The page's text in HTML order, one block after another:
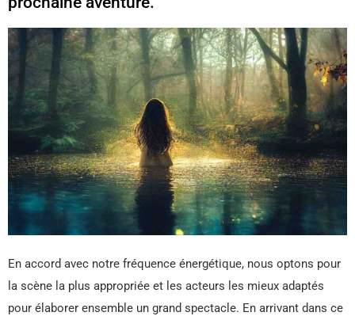
En accord avec notre fréquence énergétique, nous optons pour
la scène la plus appropriée et les acteurs les mieux adaptés
pour élaborer ensemble un grand spectacle. En arrivant dans ce